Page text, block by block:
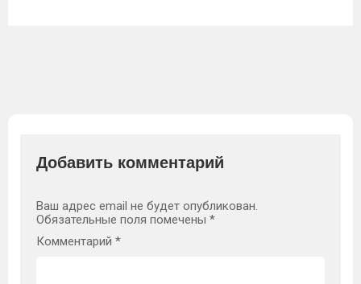
Добавить комментарий
Ваш адрес email не будет опубликован.
Обязательные поля помечены *
Комментарий *